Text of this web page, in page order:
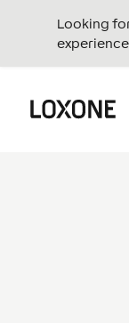
Looking